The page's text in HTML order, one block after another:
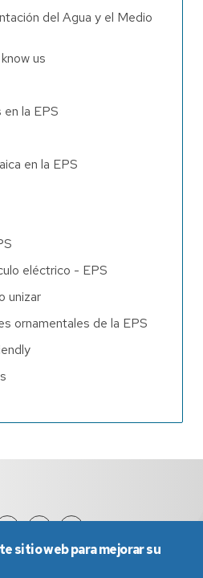
del Agua y el Medio
us
la EPS
en la EPS
eléctrico - EPS
unizar
ornamentales de la EPS
sitio web para mejorar su